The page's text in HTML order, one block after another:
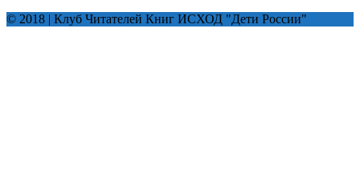
© 2018 | Клуб Читателей Книг ИСХОД "Дети России"